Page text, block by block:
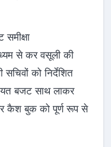
से कर वसूली की
को निर्देशित
बजट साथ लाकर
कैश बुक को पूर्ण रूप से